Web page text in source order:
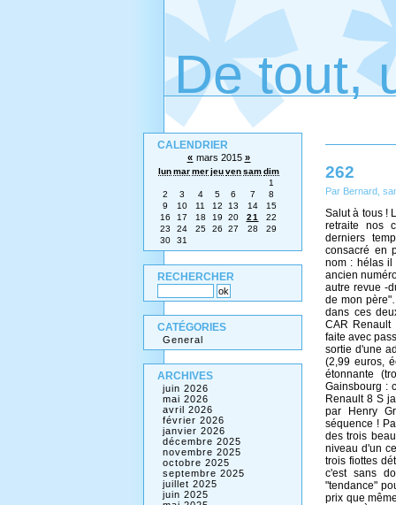
De tout,
262
Par Bernard,
Salut à tous !
retraite nos
derniers
consacré en
nom : hélas il
ancien
autre revue -
de mon
dans ces
CAR Renault
faite avec
sortie d'une
(2,99 euros,
étonnante
Gainsbourg :
Renault 8 S
par Henry
séquence !
des trois
niveau d'un
trois fiottes
c'est sans
"tendance"
prix que
CALENDRIER
« mars 2015 »
lunmarmerjeuvensamdim
1
2
3 4 5 6 7
8
9
10 11 12 13 14
15
16
17 18 19 20 21
22
23
24 25 26 27 28
29
30
31
RECHERCHER
CATÉGORIES
General
ARCHIVES
juin 2026
mai 2026
avril 2026
février 2026
janvier 2026
décembre 2025
novembre 2025
octobre 2025
septembre 2025
juillet 2025
juin 2025